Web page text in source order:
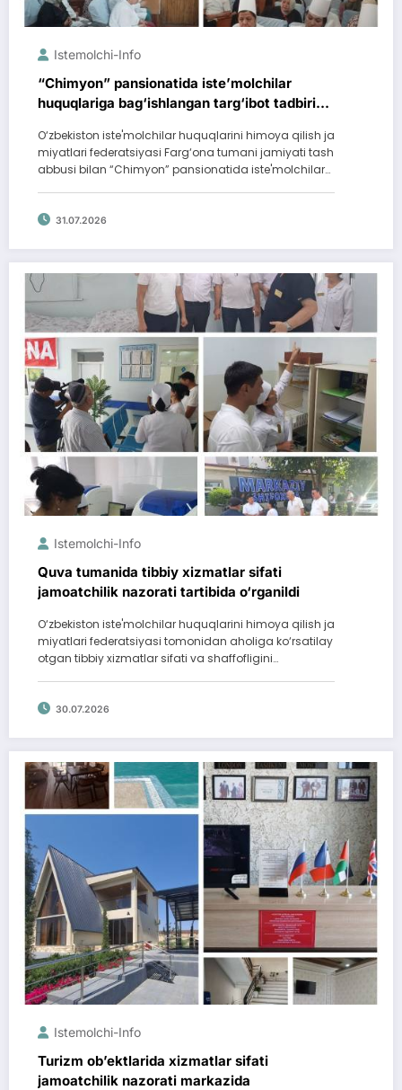
Istemolchi-Info
“Chimyon” pansionatida iste’molchilar
huquqlariga bag‘ishlangan targ‘ibot tadbiri
O‘zbekiston iste'molchilar huquqlarini himoya qilish ja
miyatlari federatsiyasi Farg‘ona tumani jamiyati tash
abbusi bilan “Chimyon” pansionatida iste'molchilar…
31.07.2026
Istemolchi-Info
Quva tumanida tibbiy xizmatlar sifati
jamoatchilik nazorati tartibida o‘rganildi
O‘zbekiston iste'molchilar huquqlarini himoya qilish ja
miyatlari federatsiyasi tomonidan aholiga ko‘rsatilay
otgan tibbiy xizmatlar sifati va shaffofligini…
30.07.2026
Istemolchi-Info
Turizm ob’ektlarida xizmatlar sifati
jamoatchilik nazorati markazida